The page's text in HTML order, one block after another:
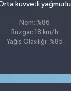
kuvvetli yağmurlu
Nem: %86
Rüzgar: 18 km/h
Yağış Olasılığı: %85